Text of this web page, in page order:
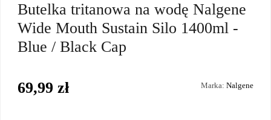
Butelka tritanowa na wodę Nalgene
Wide Mouth Sustain Silo 1400ml -
Blue / Black Cap
Marka: Nalgene
69,99 zł